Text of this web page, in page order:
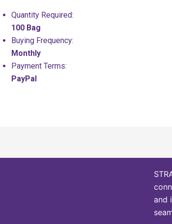
Quantity Required:
100 Bag
Buying Frequency:
Monthly
Payment Terms:
PayPal
and